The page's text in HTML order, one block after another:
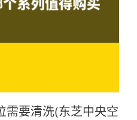
需要清洗(东芝中央空